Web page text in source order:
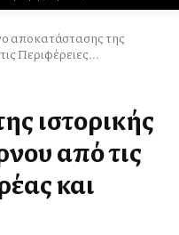
αποκατάστασης της
Περιφέρειες...
ιστορικής
από τις
και